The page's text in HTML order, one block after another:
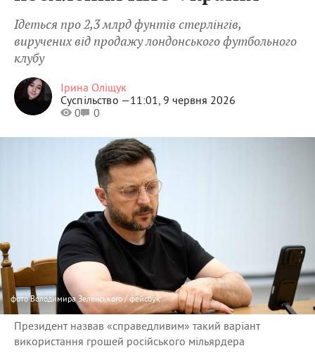
Ідеться про 2,3 млрд фунтів стерлінгів,
виручених від продажу лондонського футбольного
клубу
Ірина Оліщук
Суспільство —11:01, 9 червня 2026
0
0
фотоВолодимира Зеленського / фейсбук
Президент назвав «справедливим» такий варіант
використання грошей російського мільярдера